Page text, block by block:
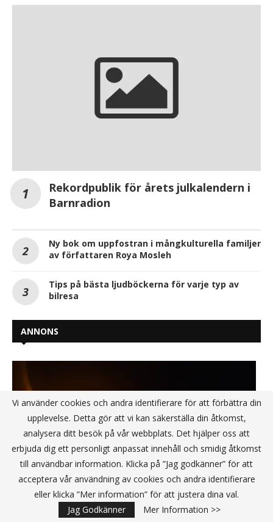
Rekordpublik för årets julkalendern i
Barnradion
Ny bok om uppfostran i mångkulturella familjer
av författaren Roya Mosleh
Tips på bästa ljudböckerna för varje typ av
bilresa
ANNONS
Vi använder cookies och andra identifierare för att förbättra din
upplevelse. Detta gör att vi kan säkerställa din åtkomst,
analysera ditt besök på vår webbplats. Det hjälper oss att
erbjuda dig ett personligt anpassat innehåll och smidig åtkomst
till användbar information. Klicka på ”Jag godkänner” för att
acceptera vår användning av cookies och andra identifierare
eller klicka ”Mer information” för att justera dina val.
Jag Godkänner
Mer Information >>